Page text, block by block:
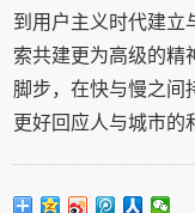
到用户主义时代建立
索共建更为高级的精
脚步，在快与慢之间
更好回应人与城市的